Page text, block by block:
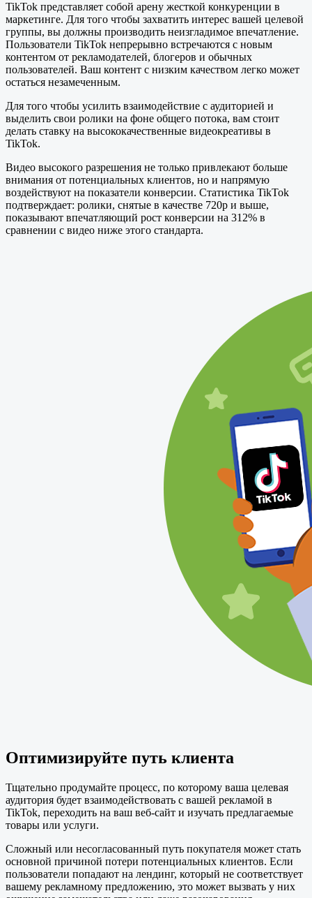
TikTok представляет собой арену жесткой конкуренции в
маркетинге. Для того чтобы захватить интерес вашей целевой
группы, вы должны производить неизгладимое впечатление.
Пользователи TikTok непрерывно встречаются с новым
контентом от рекламодателей, блогеров и обычных
пользователей. Ваш контент с низким качеством легко может
остаться незамеченным.
Для того чтобы усилить взаимодействие с аудиторией и
выделить свои ролики на фоне общего потока, вам стоит
делать ставку на высококачественные видеокреативы в
TikTok.
Видео высокого разрешения не только привлекают больше
внимания от потенциальных клиентов, но и напрямую
воздействуют на показатели конверсии. Статистика TikTok
подтверждает: ролики, снятые в качестве 720p и выше,
показывают впечатляющий рост конверсии на 312% в
сравнении с видео ниже этого стандарта.
Оптимизируйте путь клиента
Тщательно продумайте процесс, по которому ваша целевая
аудитория будет взаимодействовать с вашей рекламой в
TikTok, переходить на ваш веб-сайт и изучать предлагаемые
товары или услуги.
Сложный или несогласованный путь покупателя может стать
основной причиной потери потенциальных клиентов. Если
пользователи попадают на лендинг, который не соответствует
вашему рекламному предложению, это может вызвать у них